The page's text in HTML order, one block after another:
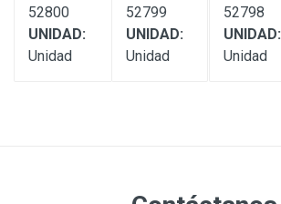
52800
UNIDAD:
Unidad
52799
UNIDAD:
Unidad
52798
UNIDAD:
Unidad